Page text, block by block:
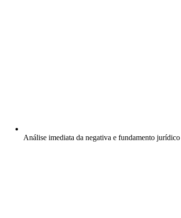
Análise imediata da negativa e fundamento jurídico